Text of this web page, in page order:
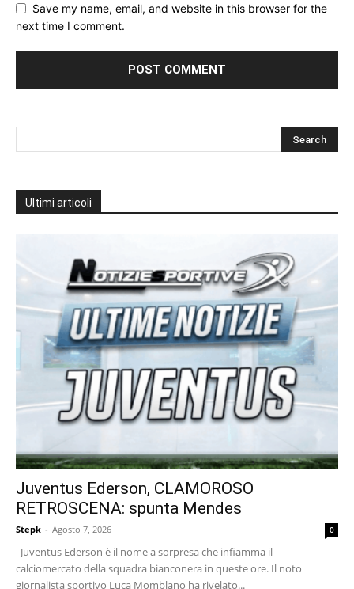
Save my name, email, and website in this browser for the
next time I comment.
Ultimi articoli
Juventus Ederson, CLAMOROSO
RETROSCENA: spunta Mendes
Stepk - Agosto 7, 2026 0
Juventus Ederson è il nome a sorpresa che infiamma il
calciomercato della squadra bianconera in queste ore. Il noto
giornalista sportivo Luca Momblano ha rivelato...